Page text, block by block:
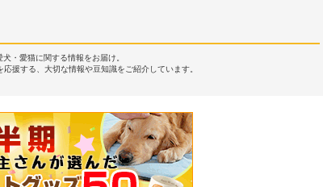
・愛猫に関する情報をお届け。
援する、大切な情報や豆知識をご紹介しています。